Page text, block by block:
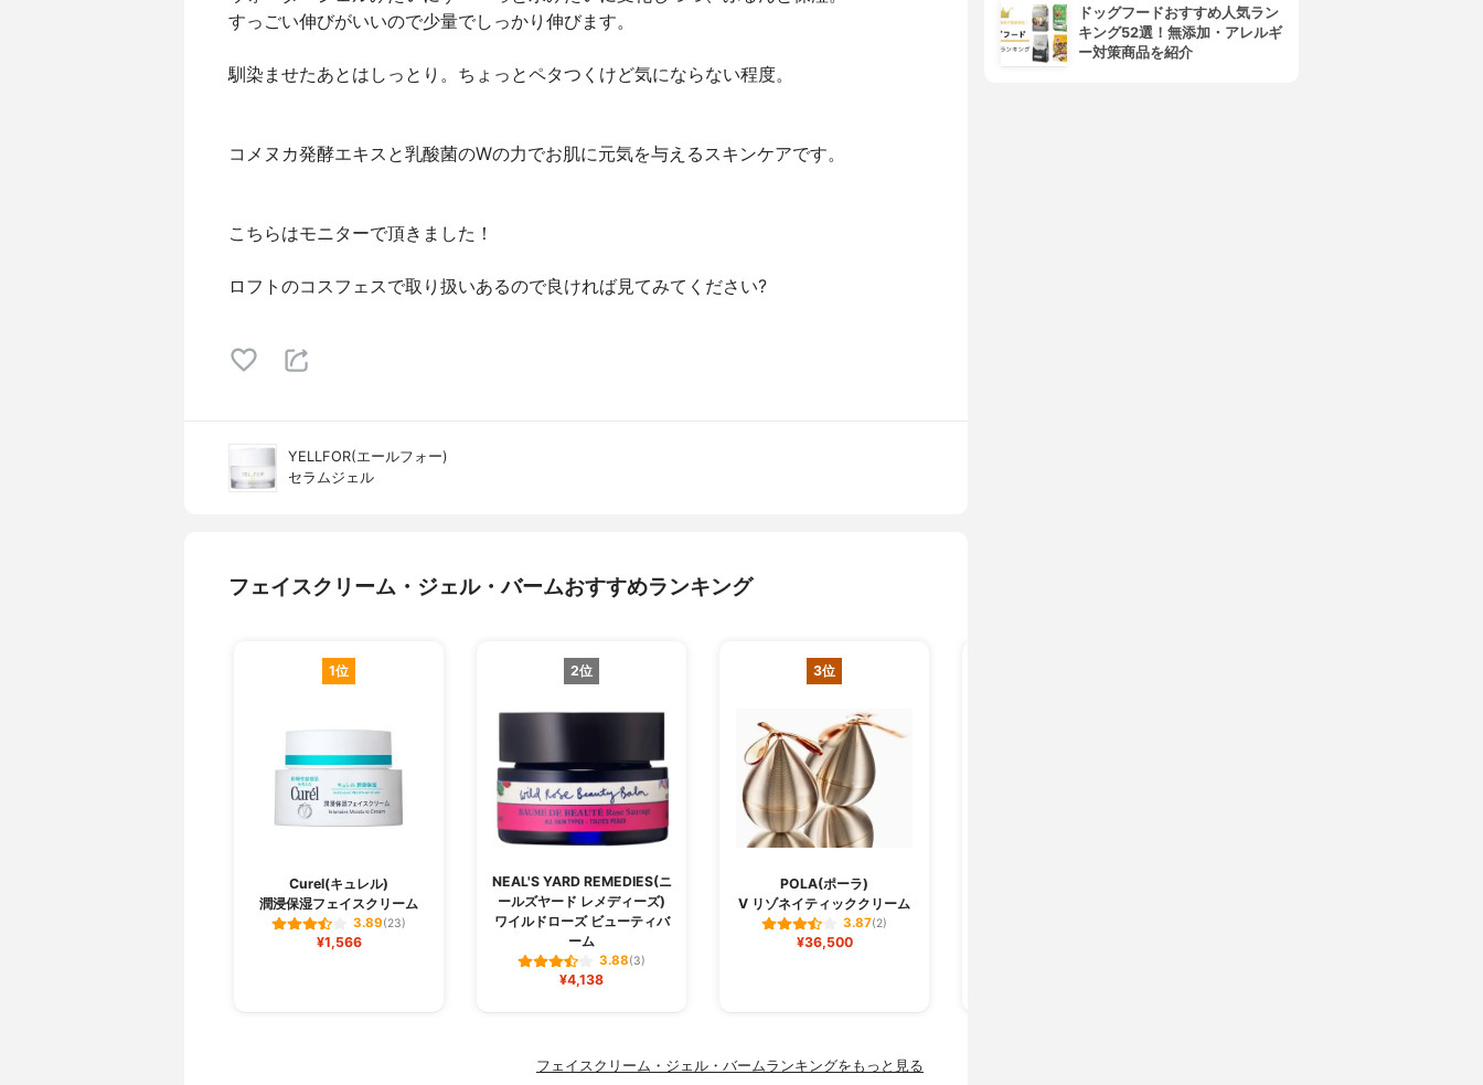
すっごい伸びがいいので少量でしっかり伸びます。
馴染ませたあとはしっとり。ちょっとペタつくけど気にならない程度。
コメヌカ発酵エキスと乳酸菌のWの力でお肌に元気を与えるスキンケアです。
こちらはモニターで頂きました！
ロフトのコスフェスで取り扱いあるので良ければ見てみてください?
YELLFOR(エールフォー)
セラムジェル
フェイスクリーム・ジェル・バームおすすめランキング
1位
Curel(キュレル)
潤浸保湿フェイスクリーム
3.89(23)
¥1,566
2位
NEAL'S YARD REMEDIES(ニ
ールズヤード レメディーズ)
ワイルドローズ ビューティバ
ーム
3.88(3)
¥4,138
3位
POLA(ポーラ)
V リゾネイティッククリーム
3.87(2)
¥36,500
フェイスクリーム・ジェル・バームランキングをもっと見る
ドッグフードおすすめ人気ラン
キング52選！無添加・アレルギ
ー対策商品を紹介